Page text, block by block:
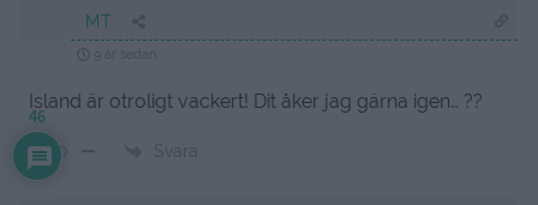
MT
Island är otroligt vackert! Dit åker jag gärna igen… ??
0 Svara
46